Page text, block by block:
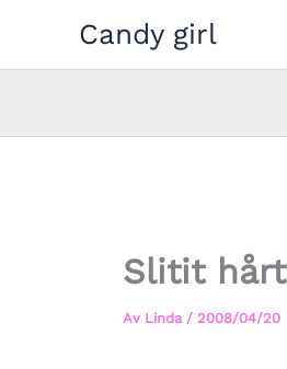
innehåll
Candy girl
Slitit hårt
Av Linda / 2008/04/20